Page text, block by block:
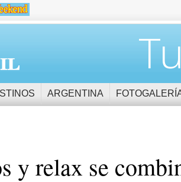
ARGENTINA
y relax se